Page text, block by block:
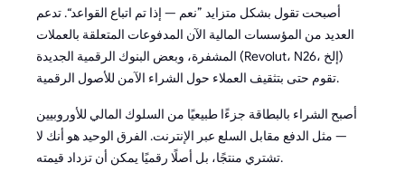
أصبحت تقول بشكل متزايد ”نعم — إذا تم اتباع القواعد“. تدعم
العديد من المؤسسات المالية الآن المدفوعات المتعلقة بالعملات
المشفرة، وبعض البنوك الرقمية الجديدة (Revolut، N26، إلخ)
تقوم حتى بتثقيف العملاء حول الشراء الآمن للأصول الرقمية.
أصبح الشراء بالبطاقة جزءًا طبيعيًا من السلوك المالي للأوروبيين
— مثل الدفع مقابل السلع عبر الإنترنت. الفرق الوحيد هو أنك لا
تشتري منتجًا، بل أصلًا رقميًا يمكن أن تزداد قيمته.